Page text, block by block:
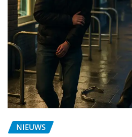
NIEUWS